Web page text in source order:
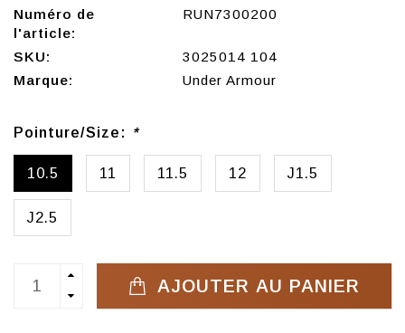
Numéro de
l'article:
RUN7300200
SKU:
3025014 104
Marque:
Under Armour
Pointure/Size: *
10.5 11 11.5 12 J1.5
J2.5
AJOUTER AU PANIER